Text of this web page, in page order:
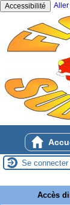
Accessibilité Aller
Se connecter
Accès